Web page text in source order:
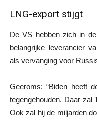
LNG-export stijgt
De VS hebben zich in
belangrijke leverancier
als vervanging voor
Geeroms: “Biden heeft
tegengehouden. Daar zal
Ook zal hij de miljarden